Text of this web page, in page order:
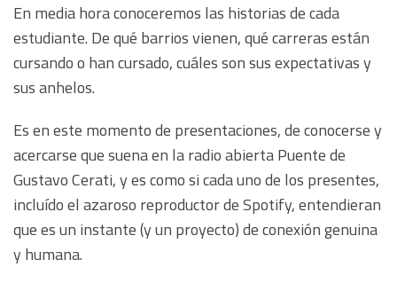
En media hora conoceremos las historias de cada
estudiante. De qué barrios vienen, qué carreras están
cursando o han cursado, cuáles son sus expectativas y
sus anhelos.
Es en este momento de presentaciones, de conocerse y
acercarse que suena en la radio abierta Puente de
Gustavo Cerati, y es como si cada uno de los presentes,
incluído el azaroso reproductor de Spotify, entendieran
que es un instante (y un proyecto) de conexión genuina
y humana.